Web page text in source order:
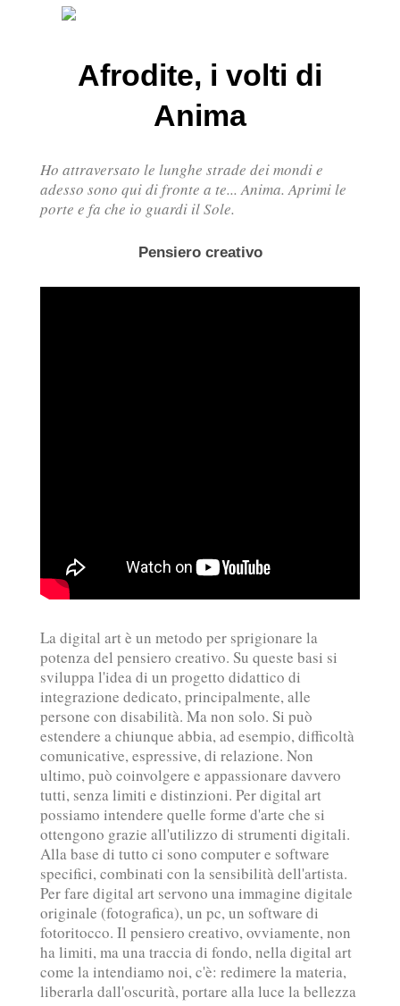
Afrodite, i volti di
Anima
Ho attraversato le lunghe strade dei mondi e
adesso sono qui di fronte a te... Anima. Aprimi le
porte e fa che io guardi il Sole.
Pensiero creativo
La digital art è un metodo per sprigionare la
potenza del pensiero creativo. Su queste basi si
sviluppa l'idea di un progetto didattico di
integrazione dedicato, principalmente, alle
persone con disabilità. Ma non solo. Si può
estendere a chiunque abbia, ad esempio, difficoltà
comunicative, espressive, di relazione. Non
ultimo, può coinvolgere e appassionare davvero
tutti, senza limiti e distinzioni. Per digital art
possiamo intendere quelle forme d'arte che si
ottengono grazie all'utilizzo di strumenti digitali.
Alla base di tutto ci sono computer e software
specifici, combinati con la sensibilità dell'artista.
Per fare digital art servono una immagine digitale
originale (fotografica), un pc, un software di
fotoritocco. Il pensiero creativo, ovviamente, non
ha limiti, ma una traccia di fondo, nella digital art
come la intendiamo noi, c'è: redimere la materia,
liberarla dall'oscurità, portare alla luce la bellezza